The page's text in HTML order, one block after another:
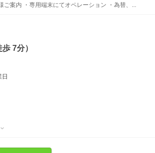
案内 ・専用端末にてオペレーション ・為替、...
7分）